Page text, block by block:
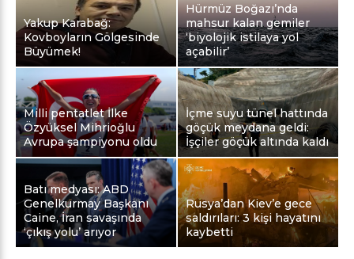
Yakup Karabağ:
Kovboyların Gölgesinde
Büyümek!
Hürmüz Boğazı’nda
mahsur kalan gemiler
‘biyolojik istilaya yol
açabilir’
Milli pentatlet İlke
Özyüksel Mihrioğlu
Avrupa şampiyonu oldu
İçme suyu tünel hattında
göçük meydana geldi:
İşçiler göçük altında kaldı
Batı medyası: ABD
Genelkurmay Başkanı
Caine, İran savaşında
‘çıkış yolu’ arıyor
Rusya’dan Kiev’e gece
saldırıları: 3 kişi hayatını
kaybetti